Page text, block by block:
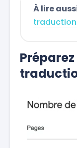
À lire
traduction